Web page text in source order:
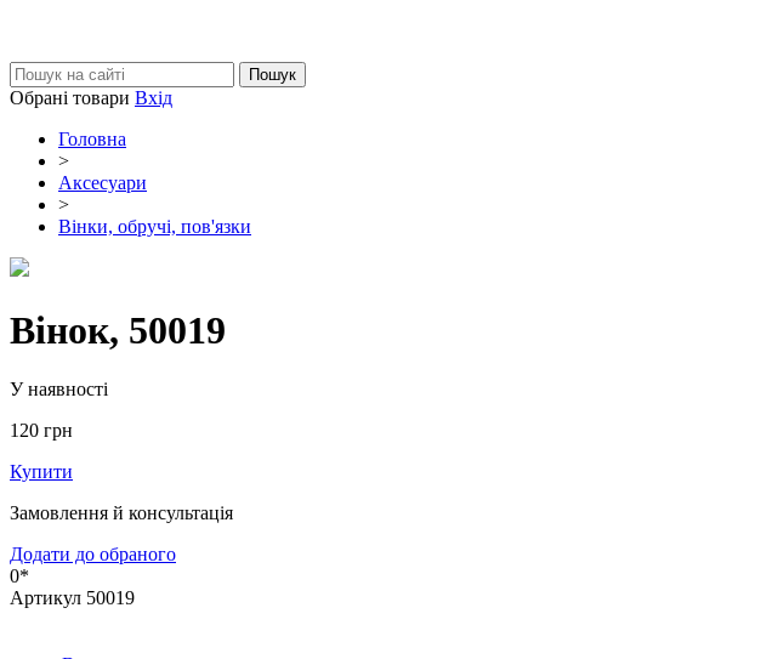
Обрані товари Вхід
Головна
>
Аксесуари
>
Вінки, обручі, пов'язки
Вінок, 50019
У наявності
120 грн
Купити
Замовлення й консультація
Додати до обраного
0*
Артикул 50019